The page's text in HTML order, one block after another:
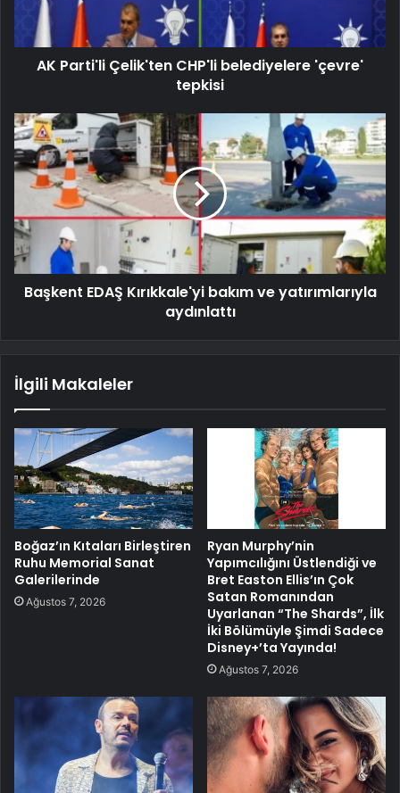
AK Parti'li Çelik'ten CHP'li belediyelere 'çevre'
tepkisi
Başkent EDAŞ Kırıkkale'yi bakım ve yatırımlarıyla
aydınlattı
İlgili Makaleler
Boğaz’ın Kıtaları Birleştiren
Ruhu Memorial Sanat
Galerilerinde
Ağustos 7, 2026
Ryan Murphy’nin
Yapımcılığını Üstlendiği ve
Bret Easton Ellis’ın Çok
Satan Romanından
Uyarlanan “The Shards”, İlk
İki Bölümüyle Şimdi Sadece
Disney+’ta Yayında!
Ağustos 7, 2026